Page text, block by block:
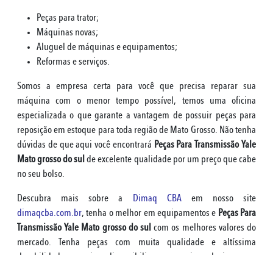
Peças para trator;
Máquinas novas;
Aluguel de máquinas e equipamentos;
Reformas e serviços.
Somos a empresa certa para você que precisa reparar sua
máquina com o menor tempo possível, temos uma oficina
especializada o que garante a vantagem de possuir peças para
reposição em estoque para toda região de Mato Grosso. Não tenha
dúvidas de que aqui você encontrará Peças Para Transmissão Yale
Mato grosso do sulde excelente qualidade por um preço que cabe
no seu bolso.
Descubra mais sobre a Dimaq CBAem nosso site
dimaqcba.com.br, tenha o melhor em equipamentos e Peças Para
Transmissão Yale Mato grosso do sul com os melhores valores do
mercado. Tenha peças com muita qualidade e altíssima